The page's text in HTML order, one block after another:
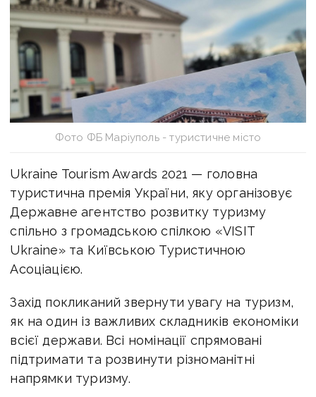
Фото ФБ Маріуполь - туристичне місто
Ukraine Tourism Awards 2021 — головна
туристична премія України, яку організовує
Державне агентство розвитку туризму
спільно з громадською спілкою «VISIT
Ukraine» та Київською Туристичною
Асоціацією.
Захід покликаний звернути увагу на туризм,
як на один із важливих складників економіки
всієї держави. Всі номінації спрямовані
підтримати та розвинути різноманітні
напрямки туризму.